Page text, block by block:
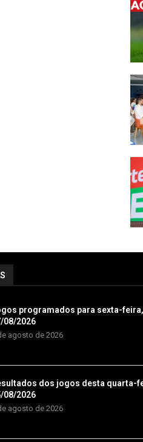
programados para sexta-feira,
08/2026
agosto de 2026
dos jogos desta quarta-
08/2026
agosto de 2026